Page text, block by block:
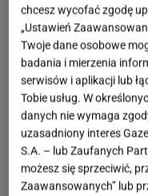
chcesz wycofać zgodę
„Ustawień
Twoje dane osobowe
badania i mierzenia
serwisów i aplikacji lub
Tobie usług. W
danych nie wymaga
uzasadniony interes
S.A. – lub Zaufanych
możesz się sprzeciwić,
Zaawansowanych” lub